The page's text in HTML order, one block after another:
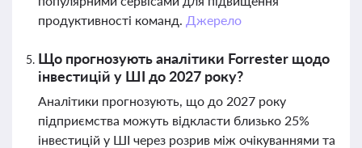
продуктивності команд. Джерело
Що прогнозують аналітики Forrester щодо
інвестицій у ШІ до 2027 року?
Аналітики прогнозують, що до 2027 року
підприємства можуть відкласти близько 25%
інвестицій у ШІ через розрив між очікуваннями та